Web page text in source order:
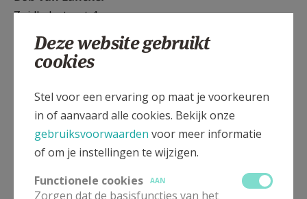
Zuidledestraat 4
9160 Eksaarde
gsm 0485 061 936
bobvanlancker@scarlet.be
Contactpersoon voor O.L.Vrouw Hemelvaart
Eksaarde
Martine De Maesschalck
Heiendestraat 57B
9160 Lokeren
gsm 0497 723 923
Deze website gebruikt
cookies
Stel voor een ervaring op maat je voorkeuren
in of aanvaard alle cookies. Bekijk onze
gebruiksvoorwaarden voor meer informatie
of om je instellingen te wijzigen.
Functionele cookies
AAN
Zorgen dat de basisfuncties van het